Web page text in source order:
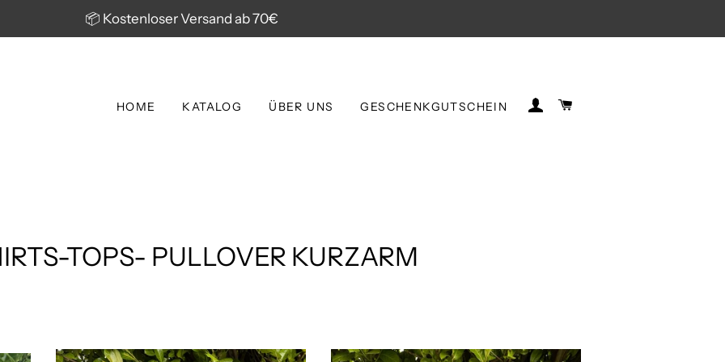
📦 Kostenloser Versand ab 70€
HOME KATALOG ÜBER UNS GESCHENKGUTSCHEIN EINLOGGEN
TOPS- PULLOVER KURZARM